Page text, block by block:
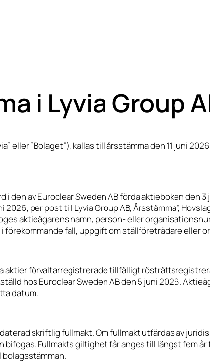
i Lyvia Group
eller ”Bolaget”), kallas till årsstämma den 11 juni
i den av Euroclear Sweden AB förda aktieboken den
per post till Lyvia Group AB, Årsstämma”,
aktieägarens namn, person- eller
fall, uppgift om ställföreträdare eller
aktier förvaltarregistrerade tillfälligt
hos Euroclear Sweden AB den 5 juni 2026.
datum.
skriftlig fullmakt. Om fullmakt utfärdas av
Fullmakts giltighet får anges till längst fem